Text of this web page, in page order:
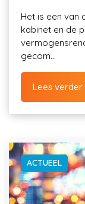
Het is een van
kabinet en de
gecom...
Lees verder
ACTUEEL